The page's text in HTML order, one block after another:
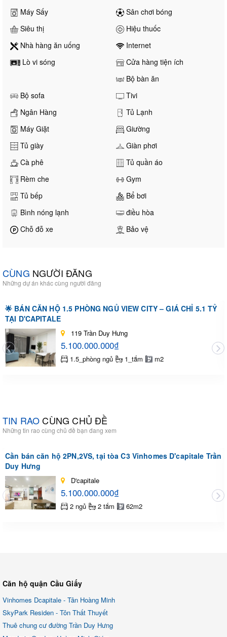
Máy Sấy
Sân chơi bóng
Siêu thị
Hiệu thuốc
Nhà hàng ăn uống
Internet
Lò vi sóng
Cửa hàng tiện ích
Bộ bàn ăn
Bộ sofa
Tivi
Ngân Hàng
Tủ Lạnh
Máy Giặt
Giường
Tủ giày
Giàn phơi
Cà phê
Tủ quần áo
Rèm che
Gym
Tủ bếp
Bể bơi
Bình nóng lạnh
điều hòa
Chỗ đỗ xe
Bảo vệ
CÙNG NGƯỜI ĐĂNG
Những dự án khác cùng người đăng
🌟 BÁN CĂN HỘ 1.5 PHÒNG NGỦ VIEW CITY – GIÁ CHỈ 5.1 TỶ
TẠI D'CAPITALE
119 Trần Duy Hưng
5.100.000.000₫
1.5_phòng ngủ 1_tắm m2
TIN RAOCÙNG CHỦ ĐỀ
Những tin rao cùng chủ đề bạn đang xem
Cần bán căn hộ 2PN,2VS, tại tòa C3 Vinhomes D'capitale Trần
Duy Hưng
D'capitale
5.100.000.000₫
2 ngủ 2 tắm 62m2
Căn hộ quận Cầu Giấy
Vinhomes Dcapitale - Tân Hoàng Minh
SkyPark Residen - Tôn Thất Thuyết
Thuê chung cư đường Trần Duy Hưng